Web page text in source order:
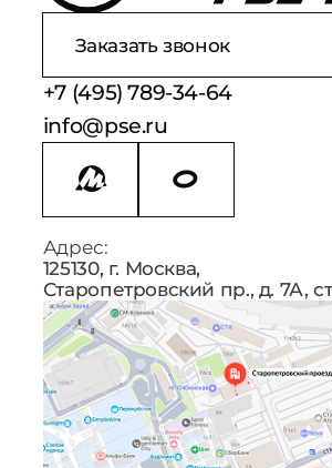
Заказать звонок
+7 (495) 789-34-64
info@pse.ru
Адрес:
125130, г. Москва,
Старопетровский пр., д. 7А,